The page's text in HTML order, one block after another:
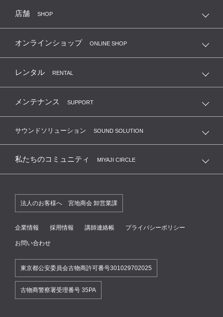
店舗 SHOP
オンラインショップ ONLINE SHOP
レンタル RENTAL
メンテナンス SUPPORT
サウンドソリューション SOUND SOLUTION
私たちのコミュニティ MIYAJI CIRCLE
法人のお客様へ 宮地商会 卸営業課
企業情報 採用情報 講師連絡帳 プライバシーポリシー
お問い合わせ
東京都公安委員会古物商許可番号301029702025
古物商警察署受理番号 35PA